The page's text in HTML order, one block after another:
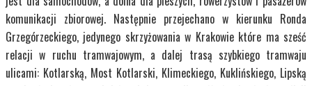
komunikacji zbiorowej. Następnie przejechano w kierunku Ronda
Grzegórzeckiego, jedynego skrzyżowania w Krakowie które ma sześć
relacji w ruchu tramwajowym, a dalej trasą szybkiego tramwaju
ulicami: Kotlarską, Most Kotlarski, Klimeckiego, Kuklińskiego, Lipską